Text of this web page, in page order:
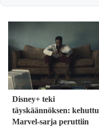
Disney+ teki
täyskäännöksen: kehuttu
Marvel-sarja peruttiin